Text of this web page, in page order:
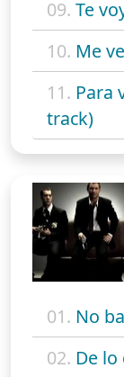
09. Te
10. Me
11. Para
track)
01. No
02. De